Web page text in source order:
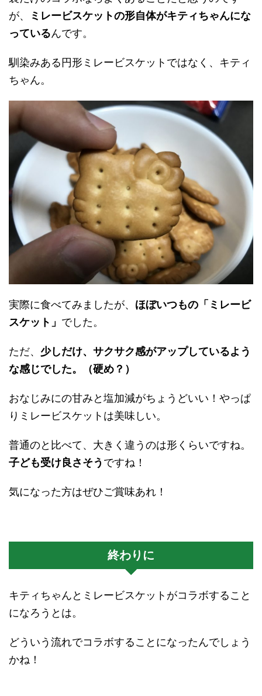
が、
ミレービスケットの形自体がキティちゃんにな
っているんです。
馴染みある円形ミレービスケットではなく、キティ
ちゃん。
実際に食べてみましたが、 ほぼいつもの「ミレービ
スケット」 でした。
ただ、 少しだけ、サクサク感がアップしているよう
な感じでした。（硬め？）
おなじみにの甘みと塩加減がちょうどいい！やっぱ
りミレービスケットは美味しい。
普通のと比べて、大きく違うのは形くらいですね。
子ども受け良さそう ですね！
気になった方はぜひご賞味あれ！
終わりに
キティちゃんとミレービスケットがコラボすること
になろうとは。
どういう流れでコラボすることになったんでしょう
かね！